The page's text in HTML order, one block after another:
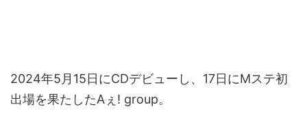
2024年5月15日にCDデビューし、17日にMステ初
出場を果たしたAぇ! group。